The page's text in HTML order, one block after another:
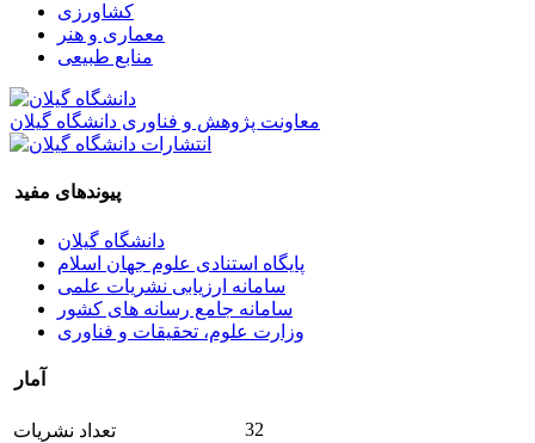
کشاورزی
معماری و هنر
منابع طبیعی
معاونت پژوهش و فناوری دانشگاه گیلان
پیوندهای مفید
دانشگاه گیلان
پایگاه استنادی علوم جهان اسلام
سامانه ارزیابی نشریات علمی
سامانه جامع رسانه های کشور
وزارت علوم، تحقیقات و فناوری
آمار
تعداد نشریات
32